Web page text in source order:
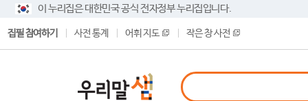
이 누리집은 대한민국 공식 전자정부 누리집입니다.
집필 참여하기 사전 통계 어휘 지도 작은 창 사전